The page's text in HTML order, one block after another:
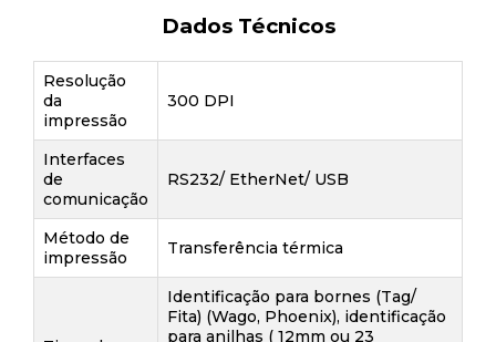
Dados Técnicos
Resolução
da
impressão
300 DPI
Interfaces
de
comunicação
RS232/ EtherNet/ USB
Método de
impressão
Transferência térmica
Identificação para bornes (Tag/
Fita) (Wago, Phoenix), identificação
para anilhas ( 12mm ou 23